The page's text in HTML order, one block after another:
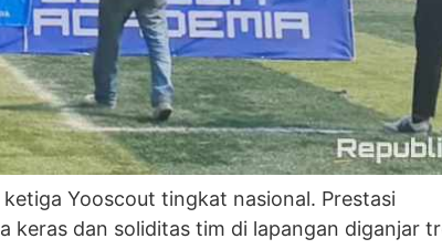
Yooscout tingkat nasional. Prestasi
keras dan soliditas tim di lapangan diganjar